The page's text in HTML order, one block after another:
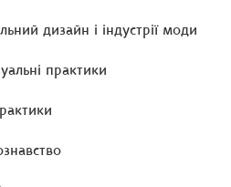
дизайн і індустрії моди
практики